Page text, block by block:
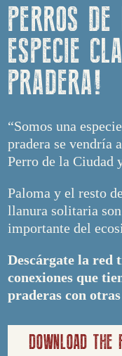
PERROS
ESPECIE
PRADERA!
“Somos una
pradera se vendría
Perro de la Ciudad
Paloma y el resto
llanura solitaria
importante del
Descárgate la red
conexiones que
praderas con otras
DOWNLOAD